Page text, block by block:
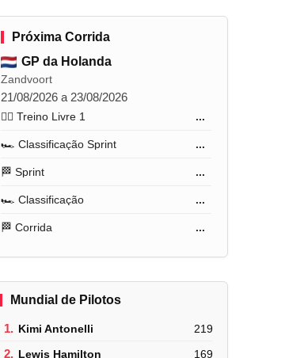
Próxima Corrida
GP da Holanda
Zandvoort
21/08/2026 a 23/08/2026
🏋️‍♂️ Treino Livre 1 ...
🏎️ Classificação Sprint ...
🏁 Sprint ...
🏎️ Classificação ...
🏁 Corrida ...
Mundial de Pilotos
1. Kimi Antonelli 219
2. Lewis Hamilton 169